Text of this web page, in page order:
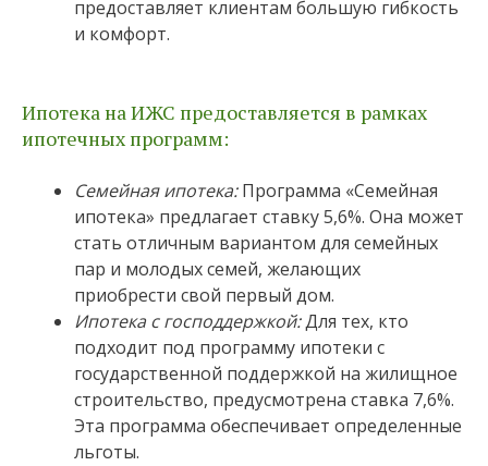
предоставляет клиентам большую гибкость
и комфорт.
Ипотека на ИЖС предоставляется в рамках
ипотечных программ:
Семейная ипотека:Программа «Семейная
ипотека» предлагает ставку 5,6%. Она может
стать отличным вариантом для семейных
пар и молодых семей, желающих
приобрести свой первый дом.
Ипотека с господдержкой:Для тех, кто
подходит под программу ипотеки с
государственной поддержкой на жилищное
строительство, предусмотрена ставка 7,6%.
Эта программа обеспечивает определенные
льготы.